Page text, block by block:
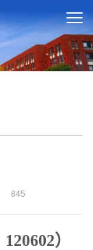
845
120602）